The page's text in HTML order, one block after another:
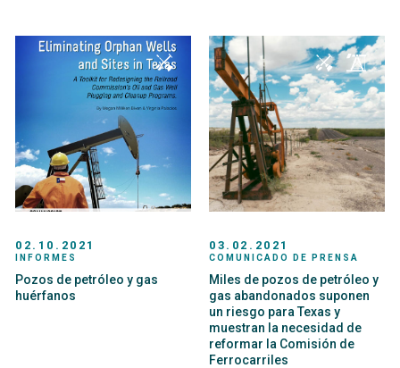
02.10.2021
INFORMES
Pozos de petróleo y gas
huérfanos
03.02.2021
COMUNICADO DE PRENSA
Miles de pozos de petróleo y
gas abandonados suponen
un riesgo para Texas y
muestran la necesidad de
reformar la Comisión de
Ferrocarriles